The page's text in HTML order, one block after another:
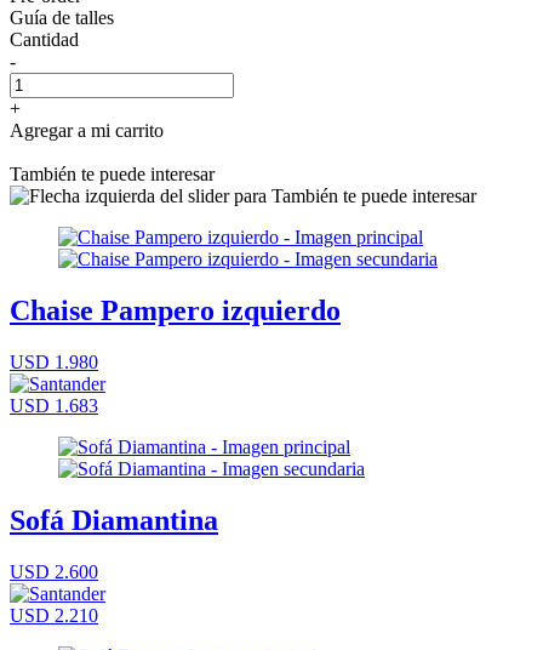
Guía de talles
Cantidad
-
+
Agregar a mi carrito
También te puede interesar
Chaise Pampero izquierdo
USD 1.980
USD 1.683
Sofá Diamantina
USD 2.600
USD 2.210